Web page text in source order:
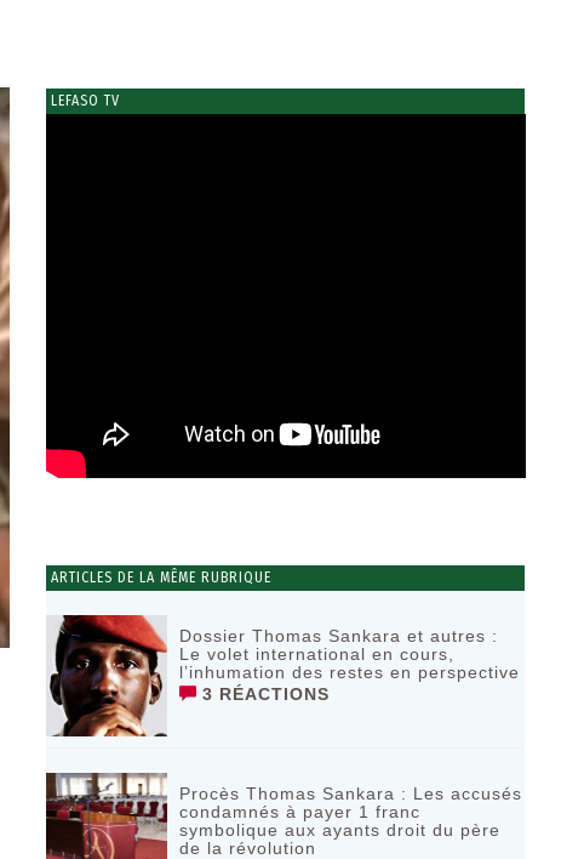
LEFASO TV
ARTICLES DE LA MÊME RUBRIQUE
Dossier Thomas Sankara et autres :
Le volet international en cours,
l’inhumation des restes en perspective
3 RÉACTIONS
Procès Thomas Sankara : Les accusés
condamnés à payer 1 franc
symbolique aux ayants droit du père
de la révolution